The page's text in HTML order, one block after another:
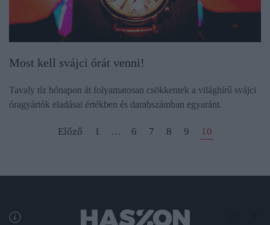
Most kell svájci órát venni!
Tavaly tíz hónapon át folyamatosan csökkentek a világhírű svájci
óragyártók eladásai értékben és darabszámban egyaránt.
Előző 1 … 6 7 8 9 10